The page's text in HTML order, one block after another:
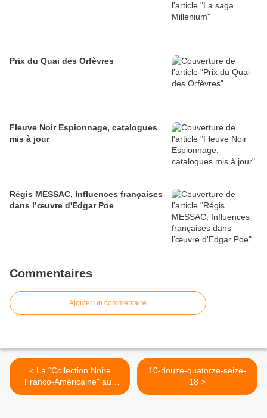
Prix du Quai des Orfèvres
Fleuve Noir Espionnage, catalogues
mis à jour
Régis MESSAC, Influences françaises
dans l’œuvre d'Edgar Poe
Commentaires
Ajouter un commentaire
< La "Collection Noire
Franco-Américaine" aux
éditions du Globe et aux
10-douze-quatorze-seize-
18 >